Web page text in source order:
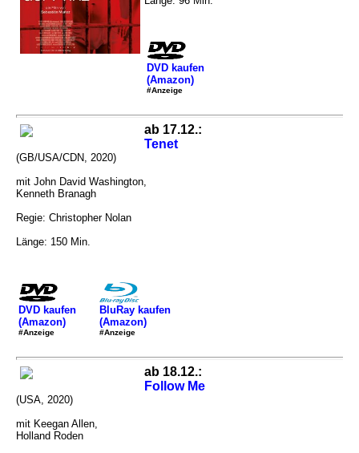
DVD kaufen
(Amazon)
#Anzeige
ab 17.12.:
Tenet
(GB/USA/CDN, 2020)
mit John David Washington,
Kenneth Branagh
Regie: Christopher Nolan
Länge: 150 Min.
DVD kaufen
(Amazon)
#Anzeige
BluRay kaufen
(Amazon)
#Anzeige
ab 18.12.:
Follow Me
(USA, 2020)
mit Keegan Allen,
Holland Roden